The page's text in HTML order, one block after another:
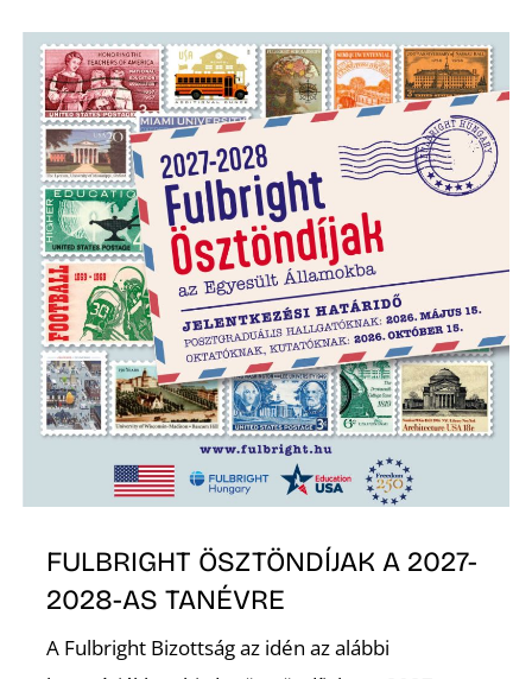
FULBRIGHT ÖSZTÖNDÍJAK A 2027-
2028-AS TANÉVRE
A Fulbright Bizottság az idén az alábbi